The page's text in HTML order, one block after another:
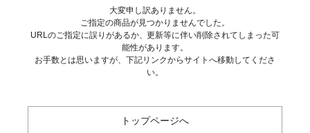
大変申し訳ありません。
ご指定の商品が見つかりませんでした。
URLのご指定に誤りがあるか、更新等に伴い削除されてしまった可
能性があります。
お手数とは思いますが、下記リンクからサイトへ移動してくださ
い。
トップページへ